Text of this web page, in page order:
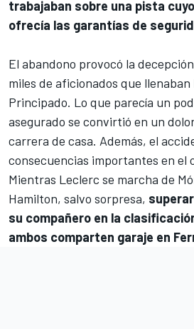
trabajaban sobre una pista
ofrecía las garantías de
El abandono provocó la
miles de aficionados que llenaban
Principado. Lo que parecía un
asegurado se convirtió en un
carrera de casa. Además, el
consecuencias importantes en el
Mientras Leclerc se marcha de
Hamilton, salvo sorpresa,
su compañero en la
ambos comparten garaje en